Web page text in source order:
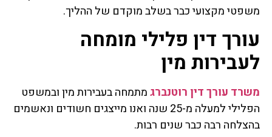
משפטי מקצועי כבר בשלב מוקדם של ההליך.
עורך דין פלילי מומחה
לעבירות מין
משרד עורך דין רוטנברגמתמחה בעבירות מין ובמשפט
הפלילי למעלה מ-25 שנה ואנו מייצגים חשודים ונאשמים
בהצלחה רבה כבר שנים רבות.